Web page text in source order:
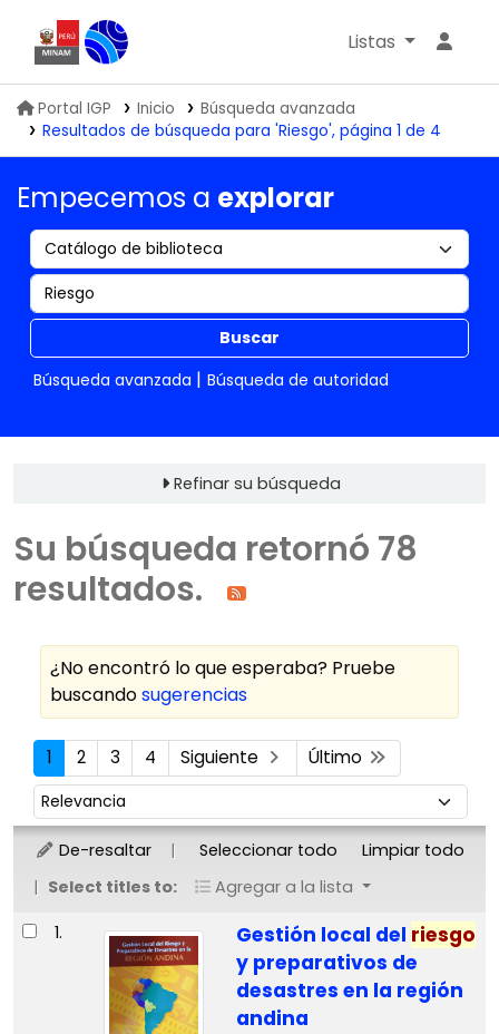
Biblioteca IGP
Listas
Portal IGP Inicio
Búsqueda avanzada
Resultados de búsqueda para 'Riesgo', página 1 de 4
Empecemos a explorar
Buscar
Búsqueda avanzada
Búsqueda de autoridad
Refinar su búsqueda
Su búsqueda retornó 78
resultados.
¿No encontró lo que esperaba? Pruebe
buscandosugerencias
Ordenar
1 2 3 4 Siguiente Último
Ordenar por:
De-resaltar Seleccionar todo
Limpiar todo
Select titles to:
Agregar a la lista
Resultados
1. Gestión local del riesgo
y preparativos de
desastres en la región
andina